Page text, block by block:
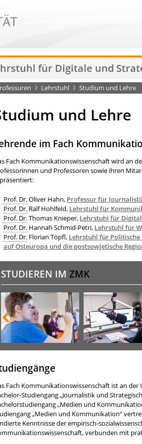
für Digitale und
Lehrstuhl Studium und Lehre
und Lehre
im Fach
Fach Kommunikationswissenschaft wird an
und Professoren sowie ihren
Prof. Dr.Oliver Hahn, Professur für
Prof. Dr. Ralf Hohlfeld, Lehrstuhl für
Prof. Dr.Thomas Knieper, Lehrstuhl für
Prof. Dr. Hannah Schmid-Petri, Lehrstuhl für
Prof. Dr. Florian Töpfl, Lehrstuhl für
auf Osteuropa und die postsowjetische
STUDIEREN IM ZMK
Fach Kommunikationswissenschaft ist an
Studiengang „Journalistik und
„Medien und
„Medien und Kommunikation“
Kenntnisse der empirisch-
verbunden mit